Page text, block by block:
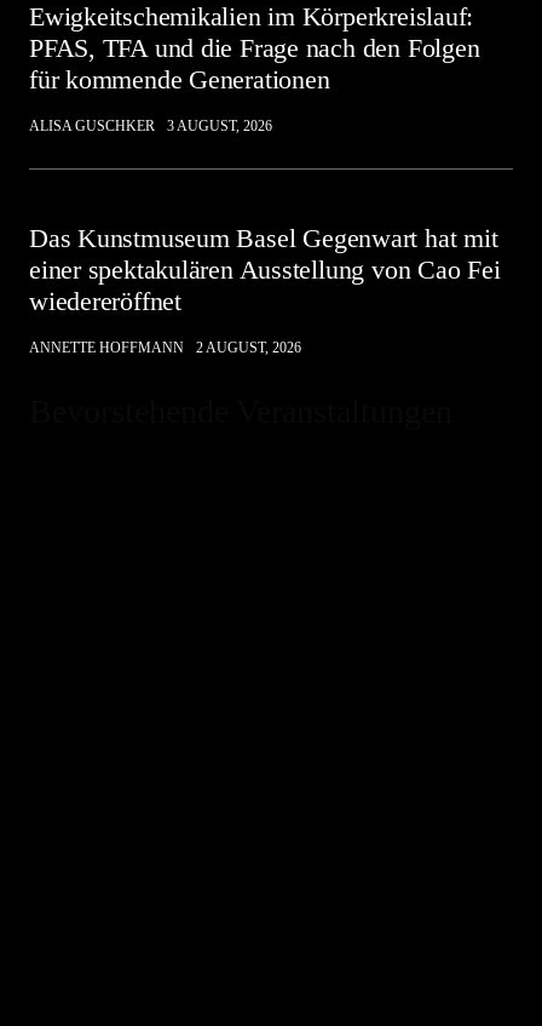
Ewigkeitschemikalien im Körperkreislauf:
PFAS, TFA und die Frage nach den Folgen
für kommende Generationen
ALISA GUSCHKER 3 AUGUST, 2026
Das Kunstmuseum Basel Gegenwart hat mit
einer spektakulären Ausstellung von Cao Fei
wiedereröffnet
ANNETTE HOFFMANN 2 AUGUST, 2026